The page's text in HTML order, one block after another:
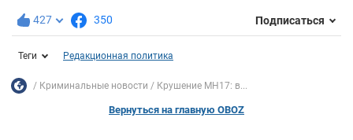
427 350 Подписаться
Теги Редакционная политика
Криминальные новости Крушение MH17: в...
Вернуться на главную OBOZ